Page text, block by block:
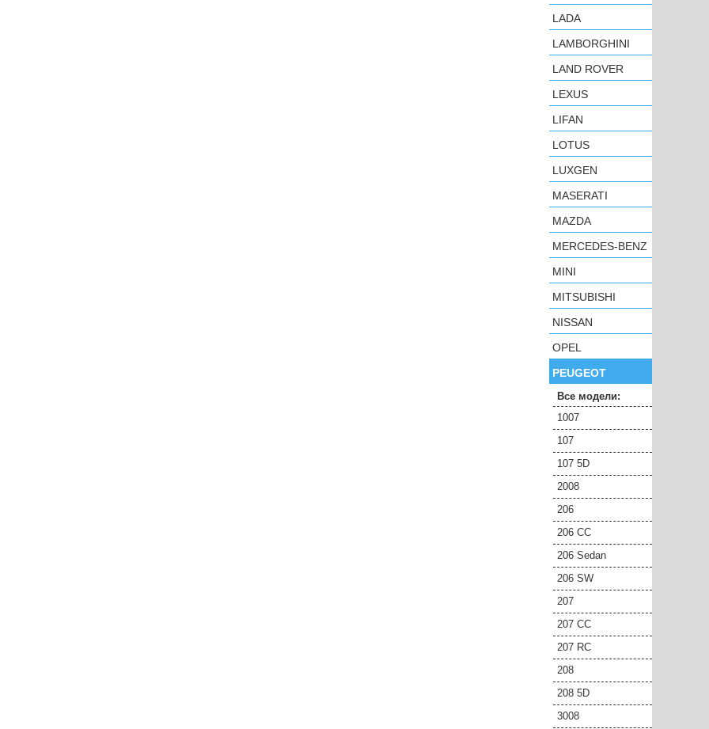
LADA
LAMBORGHINI
LAND ROVER
LEXUS
LIFAN
LOTUS
LUXGEN
MASERATI
MAZDA
MERCEDES-BENZ
MINI
MITSUBISHI
NISSAN
OPEL
PEUGEOT
Все модели:
1007
107
107 5D
2008
206
206 CC
206 Sedan
206 SW
207
207 CC
207 RC
208
208 5D
3008